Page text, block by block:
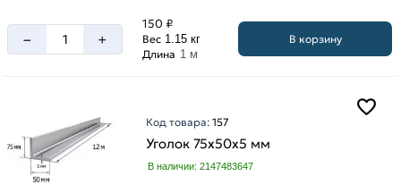
6
Ширина
100
мм
– +
150 ₽
Вес 1.15 кг
Длина 1 м
В корзину
Код товара:157
Уголок 75х50х5 мм
В наличии: 2147483647